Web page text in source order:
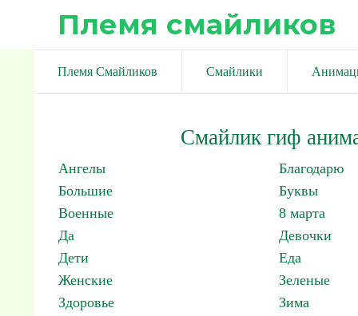
Племя смайликов
Племя Смайликов Смайлики
Смайлик гиф
Ангелы
Благодарю
Большие
Буквы
Военные
8 марта
Да
Девочки
Дети
Еда
Женские
Зеленые
Здоровье
Зима